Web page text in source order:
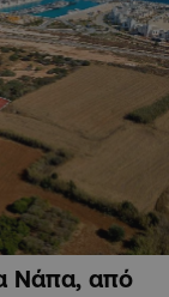
Νάπα, από